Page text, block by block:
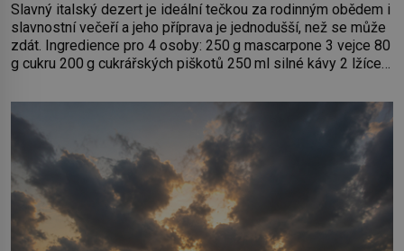
Slavný italský dezert je ideální tečkou za rodinným obědem i
slavnostní večeří a jeho příprava je jednodušší, než se může
zdát. Ingredience pro 4 osoby: 250 g mascarpone 3 vejce 80
g cukru 200 g cukrářských piškotů 250 ml silné kávy 2 lžíce
bílků. Žloutky vyšlehejte s cukrem do světlé pěny a postupně
do nich vmíchejte mascarpone, aby vznikl hladký